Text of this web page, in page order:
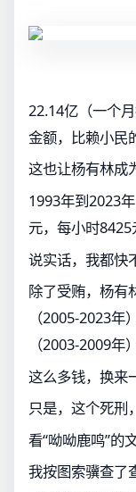
22.14亿（一个
金额，比赖小民
这也让杨有林成
1993年到2023
元，每小时8425
说实话，我都快
除了受贿，杨有
（2005-2023
（2003-2009年
这么多钱，换来
只是，这个死刑
看“呦呦鹿鸣”的
我按图索骥查了